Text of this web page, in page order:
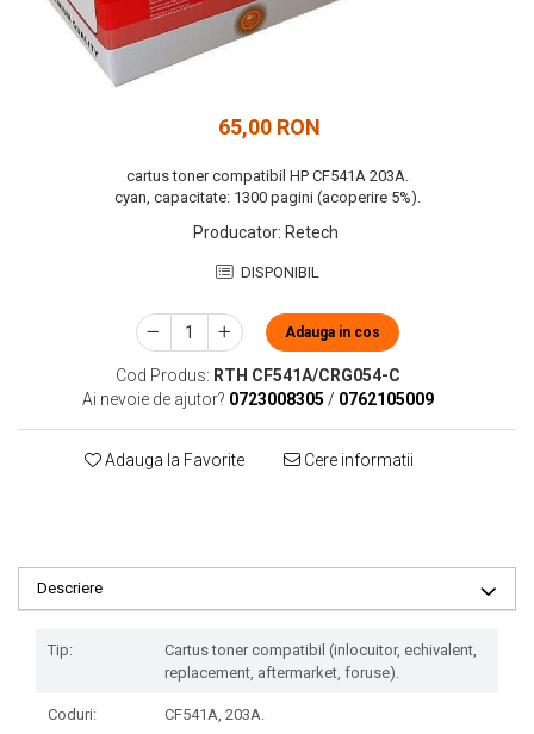
65,00 RON
cartus toner compatibil HP CF541A 203A.
cyan, capacitate: 1300 pagini (acoperire 5%).
Producator: Retech
DISPONIBIL
Adauga in cos
Cod Produs: RTH CF541A/CRG054-C
Ai nevoie de ajutor? 0723008305 / 0762105009
Adauga la Favorite Cere informatii
Descriere
Tip:
Cartus toner compatibil (inlocuitor, echivalent,
replacement, aftermarket, foruse).
Coduri: CF541A, 203A.